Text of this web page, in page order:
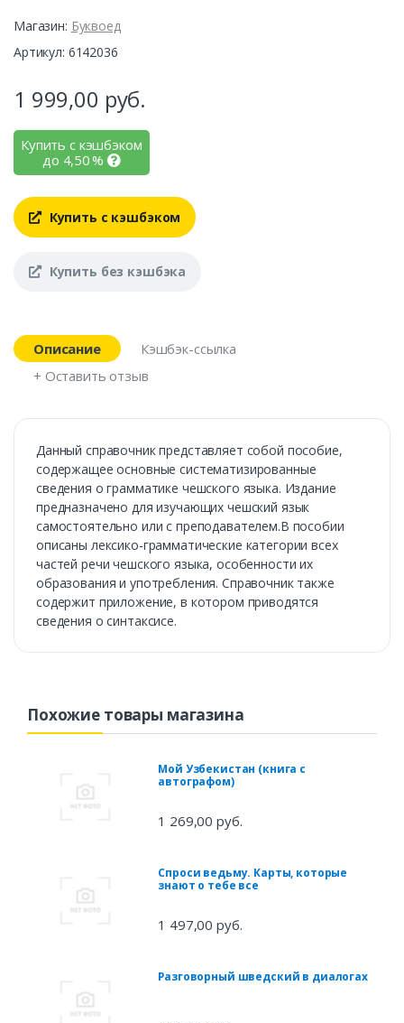
Магазин: Буквоед
Артикул: 6142036
1 999,00 руб.
Купить с кэшбэком
до 4,50%
Купить с кэшбэком
Купить без кэшбэка
Описание
Кэшбэк-ссылка
+ Оставить отзыв
Данный справочник представляет собой пособие,
содержащее основные систематизированные
сведения о грамматике чешского языка. Издание
предназначено для изучающих чешский язык
самостоятельно или с преподавателем.В пособии
описаны лексико-грамматические категории всех
частей речи чешского языка, особенности их
образования и употребления. Справочник также
содержит приложение, в котором приводятся
сведения о синтаксисе.
Похожие товары магазина
Мой Узбекистан (книга с
автографом)
1 269,00 руб.
Спроси ведьму. Карты, которые
знают о тебе все
1 497,00 руб.
Разговорный шведский в диалогах